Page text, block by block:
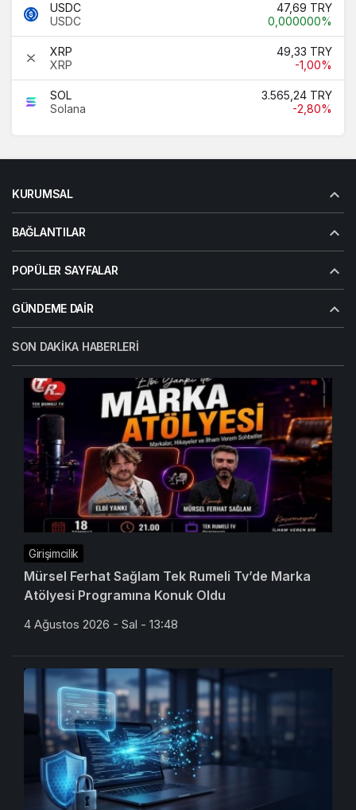
USDC
USDC
47,69 TRY
0,000000%
XRP
XRP
49,33 TRY
-1,00%
SOL
Solana
3.565,24 TRY
-2,80%
KURUMSAL
BAĞLANTILAR
POPÜLER SAYFALAR
GÜNDEME DAIR
SON DAKIKA HABERLERI
Girişimcilik
Mürsel Ferhat Sağlam Tek Rumeli Tv’de Marka
Atölyesi Programına Konuk Oldu
4 Ağustos 2026 - Sal - 13:48